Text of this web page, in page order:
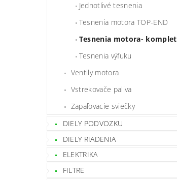
Jednotlivé tesnenia
Tesnenia motora TOP-END
Tesnenia motora- komplet
Tesnenia výfuku
Ventily motora
Vstrekovače paliva
Zapaľovacie sviečky
DIELY PODVOZKU
DIELY RIADENIA
ELEKTRIKA
FILTRE